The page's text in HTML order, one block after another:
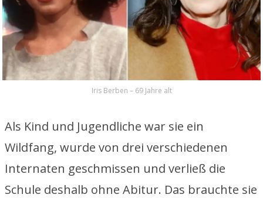
Iris Berben – 69 Jahre alt
Als Kind und Jugendliche war sie ein
Wildfang, wurde von drei verschiedenen
Internaten geschmissen und verließ die
Schule deshalb ohne Abitur. Das brauchte sie